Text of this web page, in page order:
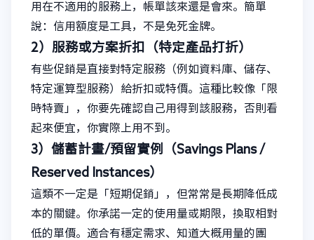
用在不適用的服務上，帳單該來還是會來。簡單
說：信用額度是工具，不是免死金牌。
2）服務或方案折扣（特定產品打折）
有些促銷是直接對特定服務（例如資料庫、儲存、
特定運算型服務）給折扣或特價。這種比較像「限
時特賣」，你要先確認自己用得到該服務，否則看
起來便宜，你實際上用不到。
3）儲蓄計畫/預留實例（Savings Plans /
Reserved Instances）
這類不一定是「短期促銷」，但常常是長期降低成
本的關鍵。你承諾一定的使用量或期限，換取相對
低的單價。適合有穩定需求、知道大概用量的團